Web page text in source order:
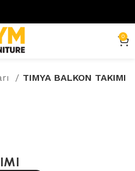
0
TIMYA BALKON TAKIMI